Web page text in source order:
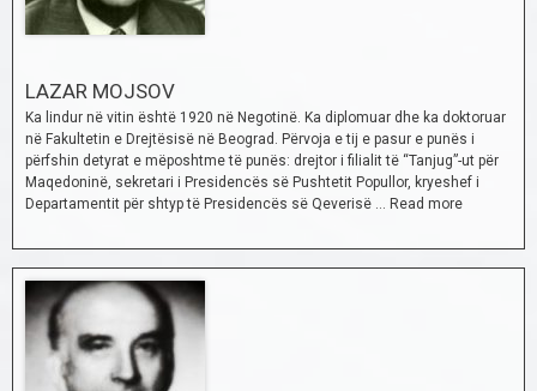
LAZAR MOJSOV
Ka lindur në vitin është 1920 në Negotinë. Ka diplomuar dhe ka doktoruar
në Fakultetin e Drejtësisë në Beograd. Përvoja e tij e pasur e punës i
përfshin detyrat e mëposhtme të punës: drejtor i filialit të “Tanjug”-ut për
Maqedoninë, sekretari i Presidencës së Pushtetit Popullor, kryeshef i
Departamentit për shtyp të Presidencës së Qeverisë … Read more